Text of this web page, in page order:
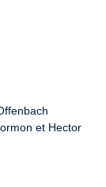
et Hector